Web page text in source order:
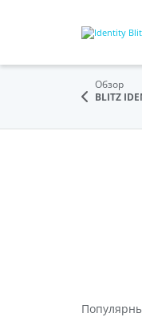
Обзор
BLITZ